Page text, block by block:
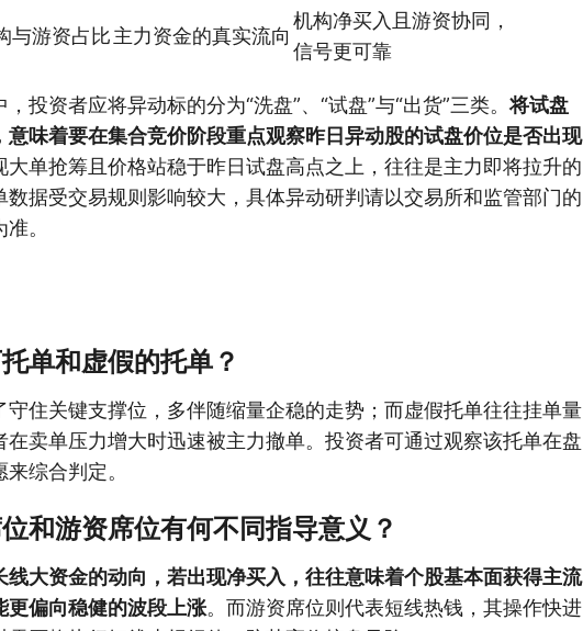
与游资占比主力资金的真实流向
机构净买入且游资协同，
信号更可靠
，投资者应将异动标的分为“洗盘”、“试盘”与“出货”三类。 将试盘
味着要在集合竞价阶段重点观察昨日异动股的试盘价位是否出现
大单抢筹且价格站稳于昨日试盘高点之上，往往是主力即将拉升的
据受交易规则影响较大，具体异动研判请以交易所和监管部门的
。
单和虚假的托单？
住关键支撑位，多伴随缩量企稳的走势；而虚假托单往往挂单量
卖单压力增大时迅速被主力撤单。投资者可通过观察该托单在盘
综合判定。
和游资席位有何不同指导意义？
大资金的动向，若出现净买入，往往意味着个股基本面获得主流
更偏向稳健的波段上涨。而游资席位则代表短线热钱，其操作快进